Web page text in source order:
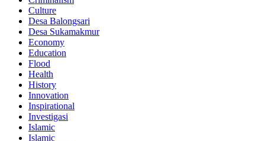
Culture
Desa Balongsari
Desa Sukamakmur
Economy
Education
Flood
Health
History
Innovation
Inspirational
Investigasi
Islamic
Islamic